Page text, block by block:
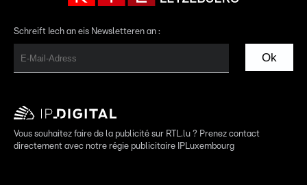
Schreift Iech an eis Newsletteren an :
Ok
Vous souhaitez faire de la publicité sur RTL.lu ? Prenez contact
directement avec notre régie publicitaire IPLuxembourg